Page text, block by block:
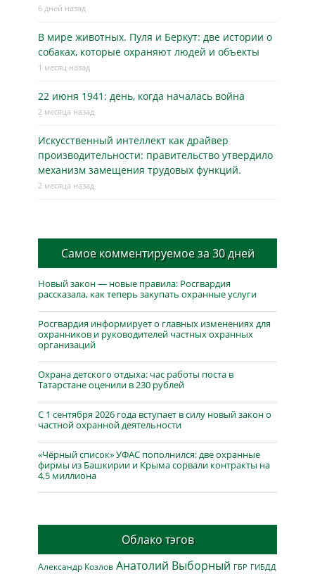
6 дней назад
В мире животных. Пуля и Беркут: две истории о
собаках, которые охраняют людей и объекты
1 месяц назад
22 июня 1941: день, когда началась война
2 месяца назад
Искусственный интеллект как драйвер
производительности: правительство утвердило
механизм замещения трудовых функций.
2 месяца назад
Самое комментируемое за 30 дней
Новый закон — новые правила: Росгвардия
рассказала, как теперь закупать охранные услуги
Росгвардия информирует о главных изменениях для
охранников и руководителей частных охранных
организаций
Охрана детского отдыха: час работы поста в
Татарстане оценили в 230 рублей
С 1 сентября 2026 года вступает в силу новый закон о
частной охранной деятельности
«Чёрный список» УФАС пополнился: две охранные
фирмы из Башкирии и Крыма сорвали контракты на
4,5 миллиона
Облако тэгов
Александр Козлов Анатолий Выборный ГБР ГИБДД